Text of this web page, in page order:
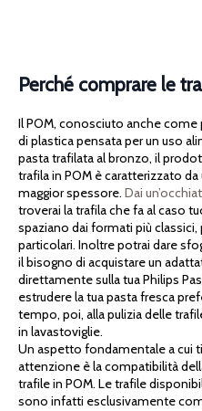
Perché comprare le
Il POM, conosciuto anche
di plastica pensata per un uso
pasta trafilata al bronzo, il
trafila in POM è caratterizzato
maggior spessore. Dai
troverai la trafila che fa al caso
spaziano dai formati più classici,
particolari. Inoltre potrai dare
il bisogno di acquistare un
direttamente sulla tua Philips
estrudere la tua pasta fresca
tempo, poi, alla pulizia delle
in lavastoviglie.
Un aspetto fondamentale a cui
attenzione è la compatibilità
trafile in POM. Le trafile
sono infatti esclusivamente